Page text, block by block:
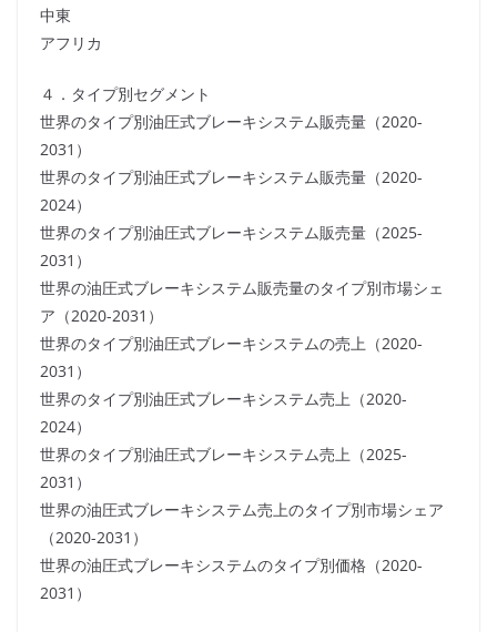
中東
アフリカ
４．タイプ別セグメント
世界のタイプ別油圧式ブレーキシステム販売量（2020-
2031）
世界のタイプ別油圧式ブレーキシステム販売量（2020-
2024）
世界のタイプ別油圧式ブレーキシステム販売量（2025-
2031）
世界の油圧式ブレーキシステム販売量のタイプ別市場シェ
ア（2020-2031）
世界のタイプ別油圧式ブレーキシステムの売上（2020-
2031）
世界のタイプ別油圧式ブレーキシステム売上（2020-
2024）
世界のタイプ別油圧式ブレーキシステム売上（2025-
2031）
世界の油圧式ブレーキシステム売上のタイプ別市場シェア
（2020-2031）
世界の油圧式ブレーキシステムのタイプ別価格（2020-
2031）